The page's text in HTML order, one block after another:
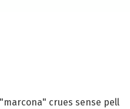
crues sense pell